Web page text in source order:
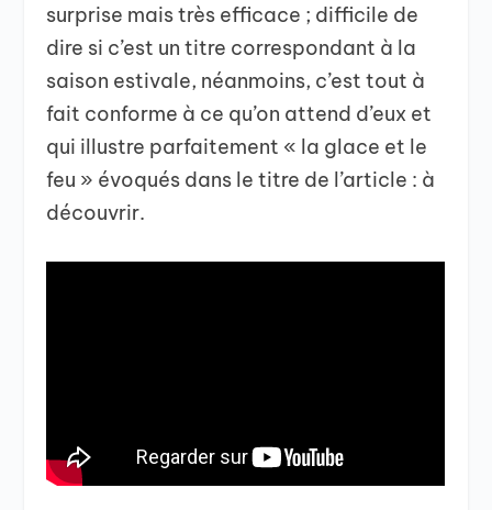
surprise mais très efficace ; difficile de
dire si c’est un titre correspondant à la
saison estivale, néanmoins, c’est tout à
fait conforme à ce qu’on attend d’eux et
qui illustre parfaitement « la glace et le
feu » évoqués dans le titre de l’article : à
découvrir.